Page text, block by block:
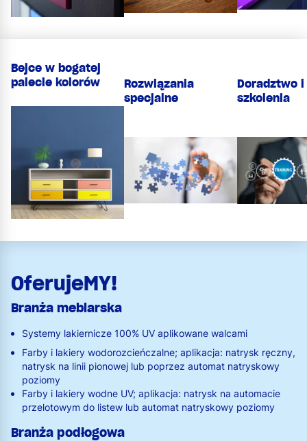
Bejce w bogatej
palecie kolorów
Rozwiązania
specjalne
Doradztwo i
szkolenia
OferujeMY!
Branża meblarska
Systemy lakiernicze 100% UV aplikowane walcami
Farby i lakiery wodorozcieńczalne; aplikacja: natrysk ręczny,
natrysk na linii pionowej lub poprzez automat natryskowy
poziomy
Farby i lakiery wodne UV; aplikacja: natrysk na automacie
przelotowym do listew lub automat natryskowy poziomy
Branża podłogowa